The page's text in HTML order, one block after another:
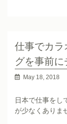
仕事でカラ
グを事前に
May 18, 2018
日本で仕事をし
が少なくありま